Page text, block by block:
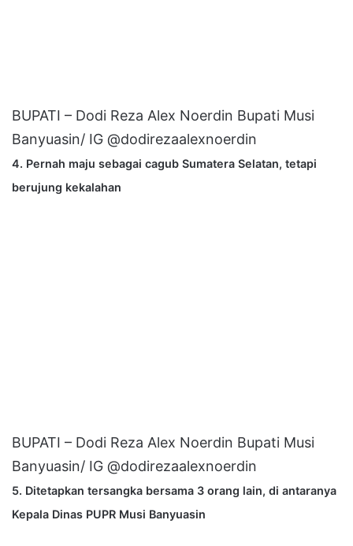
BUPATI – Dodi Reza Alex Noerdin Bupati Musi
Banyuasin/ IG @dodirezaalexnoerdin
4. Pernah maju sebagai cagub Sumatera Selatan, tetapi
berujung kekalahan
BUPATI – Dodi Reza Alex Noerdin Bupati Musi
Banyuasin/ IG @dodirezaalexnoerdin
5. Ditetapkan tersangka bersama 3 orang lain, di antaranya
Kepala Dinas PUPR Musi Banyuasin